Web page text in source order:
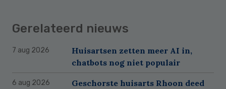
Gerelateerd nieuws
7 aug 2026
Huisartsen zetten meer AI in,
chatbots nog niet populair
6 aug 2026
Geschorste huisarts Rhoon deed